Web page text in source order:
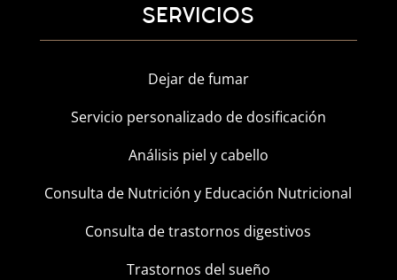
SERVICIOS
Dejar de fumar
Servicio personalizado de dosificación
Análisis piel y cabello
Consulta de Nutrición y Educación Nutricional
Consulta de trastornos digestivos
Trastornos del sueño